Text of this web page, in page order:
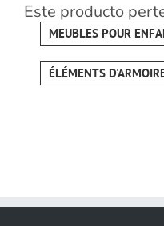
Este producto
MEUBLES POUR
ÉLÉMENTS